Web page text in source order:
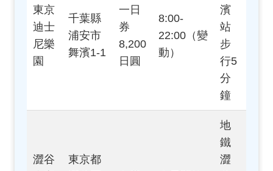
東京
迪士
尼樂
園
千葉縣
浦安市
舞濱1-1
一日
券
8,200
日圓
8:00-
22:00（變
動）
濱
站
步
行5
分
鐘
澀谷
東京都
地
鐵
澀